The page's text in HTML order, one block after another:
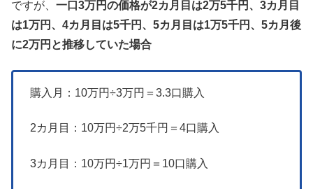
ですが、 一口3万円の価格が2カ月目は2万5千円、3カ月目
は1万円、4カ月目は5千円、5カ月目は1万5千円、5カ月後
に2万円と推移していた場合
購入月：10万円÷3万円＝3.3口購入
2カ月目：10万円÷2万5千円＝4口購入
3カ月目：10万円÷1万円＝10口購入